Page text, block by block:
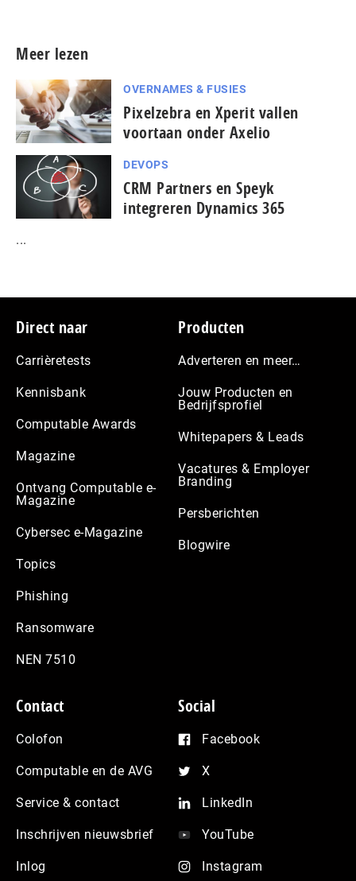
Meer lezen
OVERNAMES & FUSIES
Pixelzebra en Xperit vallen
voortaan onder Axelio
DEVOPS
CRM Partners en Speyk
integreren Dynamics 365
...
Footer
Direct naar
Carrièretests
Kennisbank
Computable Awards
Magazine
Ontvang Computable e-
Magazine
Cybersec e-Magazine
Topics
Phishing
Ransomware
NEN 7510
Producten
Adverteren en meer…
Jouw Producten en
Bedrijfsprofiel
Whitepapers & Leads
Vacatures & Employer
Branding
Persberichten
Blogwire
Contact
Colofon
Computable en de AVG
Service & contact
Inschrijven nieuwsbrief
Inlog
Social
Facebook
X
LinkedIn
YouTube
Instagram